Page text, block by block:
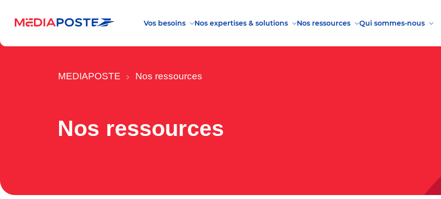
Vos besoins Nos expertises & solutions Nos ressources Qui sommes-nous
MEDIAPOSTE Nos ressources
Nos ressources